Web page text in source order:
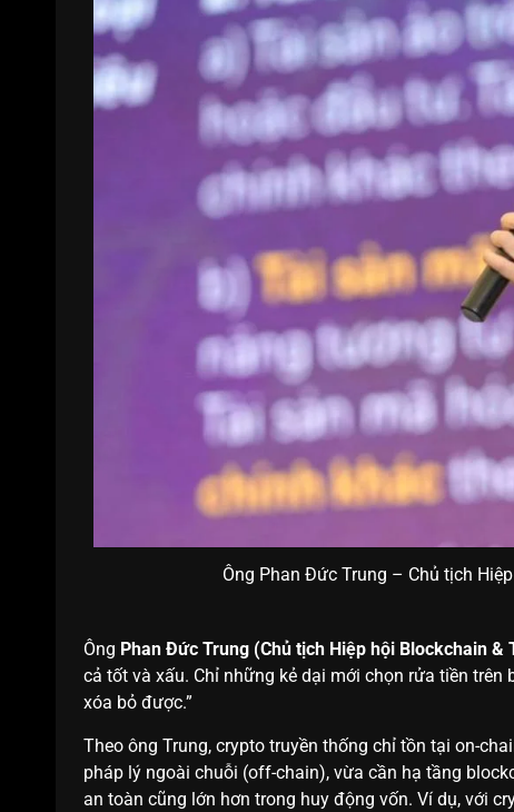
Ông Phan Đức Trung – Chủ tịch
Ông Phan Đức Trung (Chủ tịch Hiệp hội Blockchain &
cả tốt và xấu. Chỉ những kẻ dại mới chọn rửa tiền
xóa bỏ được.”
Theo ông Trung, crypto truyền thống chỉ tồn tại on-
pháp lý ngoài chuỗi (off-chain), vừa cần hạ tầng
an toàn cũng lớn hơn trong huy động vốn. Ví dụ, với